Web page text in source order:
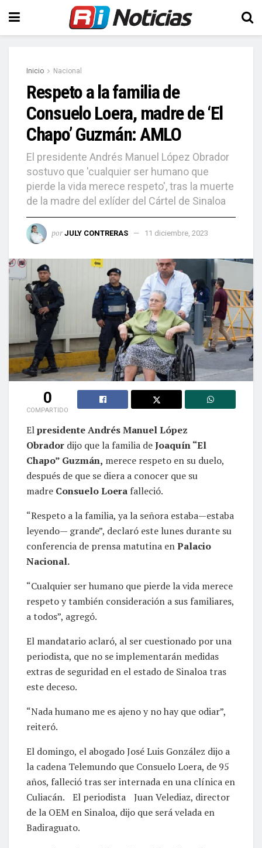
Inicio Nacional
Respeto a la familia de
Consuelo Loera, madre de ‘El
Chapo’ Guzmán: AMLO
El presidente Andrés Manuel López Obrador
sostuvo que 'cualquier ser humano que
pierde la vida merece respeto', tras la muerte
de la madre del exlíder del Cártel de Sinaloa
por JULY CONTRERAS 11 diciembre, 2023
0
COMPARTIDO
Elpresidente Andrés Manuel López
Obrador dijo que la familia deJoaquín “El
Chapo” Guzmán, merece respeto en su duelo,
después de que se diera a conocer que su
madre Consuelo Loera falleció.
“Respeto a la familia, ya la señora estaba—estaba
leyendo— grande”, declaró este lunes durante su
conferencia de prensa matutina enPalacio
Nacional.
“Cualquier ser humano que pierde la vida merece
respeto y también consideración a sus familiares,
a todos”, agregó.
El mandatario aclaró, al ser cuestionado por una
periodista, que no se implementarán medidas
extras de seguridad en el estado de Sinaloa tras
este deceso.
“Nada humano me es ajeno y no hay que odiar”,
reiteró.
El domingo, el abogado José Luis González dijo a
la cadena Telemundo que Consuelo Loera, de 95
años, falleció tras ser internada en una clínica en
Culiacán. El periodista Juan Velediaz, director
de la OEM en Sinaloa, dijo que será velada en
Badiraguato.